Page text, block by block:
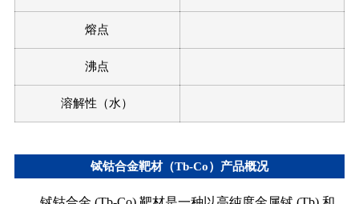
熔点
沸点
溶解性（水）
铽钴合金靶材（Tb-Co）产品概况